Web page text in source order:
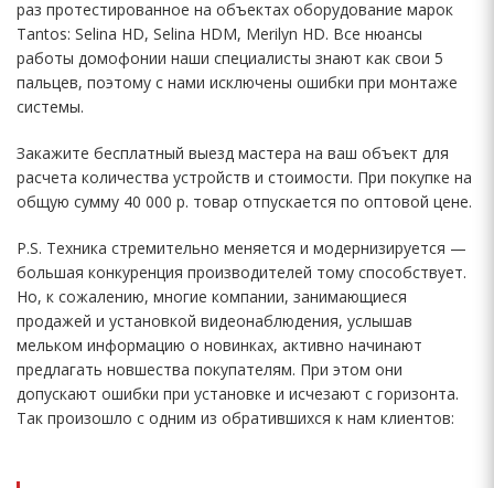
раз протестированное на объектах оборудование марок
Tantos: Selina HD, Selina HDM, Merilyn HD. Все нюансы
работы домофонии наши специалисты знают как свои 5
пальцев, поэтому с нами исключены ошибки при монтаже
системы.
Закажите бесплатный выезд мастера на ваш объект для
расчета количества устройств и стоимости. При покупке на
общую сумму 40 000 р. товар отпускается по оптовой цене.
P.S. Техника стремительно меняется и модернизируется —
большая конкуренция производителей тому способствует.
Но, к сожалению, многие компании, занимающиеся
продажей и установкой видеонаблюдения, услышав
мельком информацию о новинках, активно начинают
предлагать новшества покупателям. При этом они
допускают ошибки при установке и исчезают с горизонта.
Так произошло с одним из обратившихся к нам клиентов: